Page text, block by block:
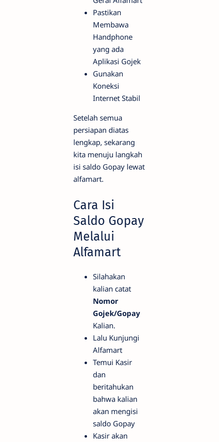
Pastikan
Membawa
Handphone
yang ada
Aplikasi Gojek
Gunakan
Koneksi
Internet Stabil
Setelah semua
persiapan diatas
lengkap, sekarang
kita menuju langkah
isi saldo Gopay lewat
alfamart.
Cara Isi
Saldo Gopay
Melalui
Alfamart
Silahakan
kalian catat
Nomor
Gojek/Gopay
Kalian.
Lalu Kunjungi
Alfamart
Temui Kasir
dan
beritahukan
bahwa kalian
akan mengisi
saldo Gopay
Kasir akan